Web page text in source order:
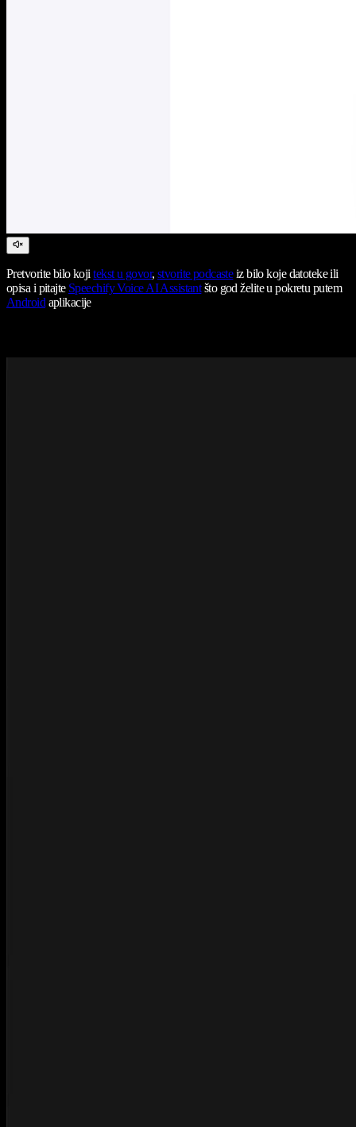
Pretvorite bilo kojitekst u govor, stvorite podcasteiz bilo koje datoteke ili
opisa i pitajte Speechify Voice AI Assistantšto god želite u pokretu putem
Androidaplikacije